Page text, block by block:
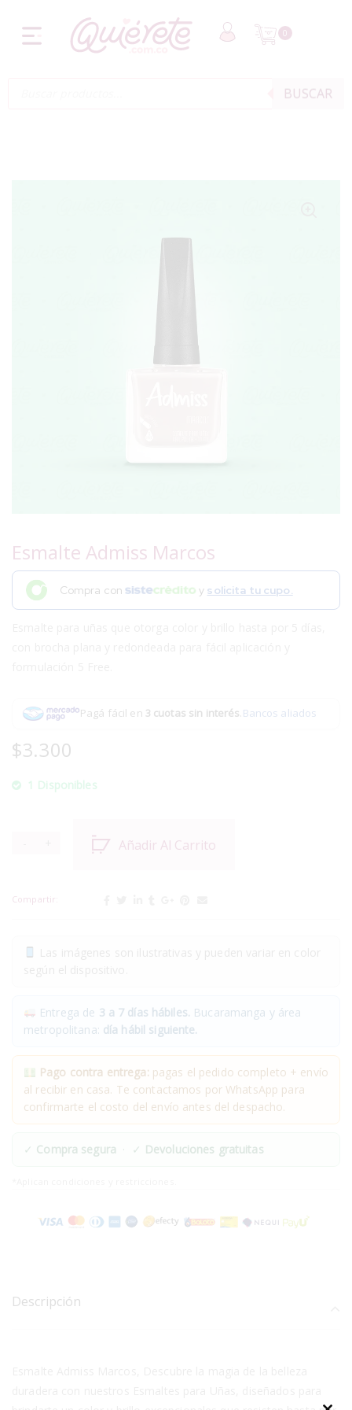
0
BUSCAR
Esmalte Admiss Marcos
Compra con y solicita tu cupo.
Pagá fácil en 3 cuotas sin interés.Bancos aliados
$3.300
1 Disponibles
Añadir Al Carrito
Compartir:
Entrega de 3 a 7 días hábiles. Bucaramanga y área
metropolitana: día hábil siguiente.
Pago contra entrega: pagas el pedido completo + envío
al recibir en casa. Te contactamos por WhatsApp para
confirmarte el costo del envío antes del despacho.
✓ Compra segura · ✓ Devoluciones gratuitas
Descripción